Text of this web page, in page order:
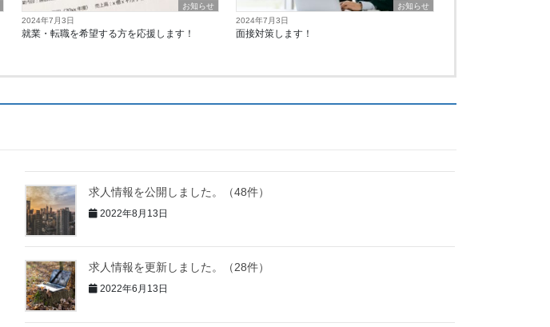
お知らせ
2024年7月3日
就業・転職を希望する方を応援します！
お知らせ
2024年7月3日
面接対策します！
求人情報を公開しました。（48件）
2022年8月13日
求人情報を更新しました。（28件）
2022年6月13日